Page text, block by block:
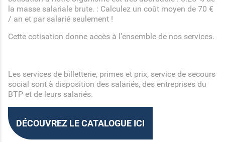
la masse salariale brute. : Calculez un coût moyen de 70 €
/ an et par salarié seulement !
Cette cotisation donne accès à l’ensemble de nos services.
Les services de billetterie, primes et prix, service de secours
social sont à disposition des salariés, des entreprises du
BTP et de leurs salariés.
DÉCOUVREZ LE CATALOGUE ICI